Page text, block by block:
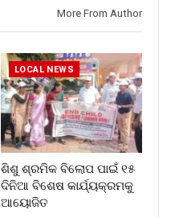
More From Author
LOCAL NEWS
ଶିଶୁ ଶ୍ରମିକ ବିଲୋପ ପାଇଁ ୧୫
ଦିନିଆ ବିଶେଷ କାର୍ଯ୍ୟକ୍ରମକୁ
ଆୟୋଜିତ